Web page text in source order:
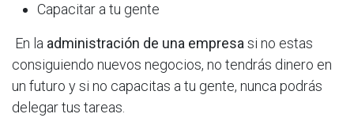
Capacitar a tu gente
En la administración de una empresa si no estas
consiguiendo nuevos negocios, no tendrás dinero en
un futuro y si no capacitas a tu gente, nunca podrás
delegar tus tareas.